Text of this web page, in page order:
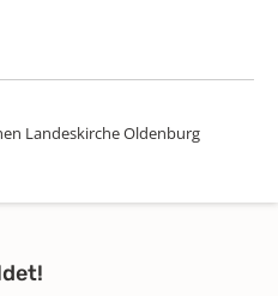
Landeskirche Oldenburg